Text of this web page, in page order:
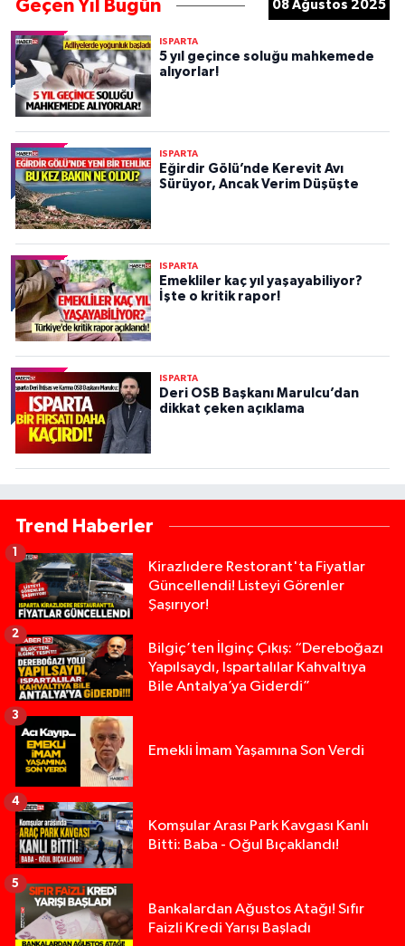
Geçen Yıl Bugün 08 Ağustos 2025
ISPARTA
5 yıl geçince soluğu mahkemede
alıyorlar!
ISPARTA
Eğirdir Gölü’nde Kerevit Avı
Sürüyor, Ancak Verim Düşüşte
ISPARTA
Emekliler kaç yıl yaşayabiliyor?
İşte o kritik rapor!
ISPARTA
Deri OSB Başkanı Marulcu’dan
dikkat çeken açıklama
Trend Haberler
Kirazlıdere Restorant'ta Fiyatlar
Güncellendi! Listeyi Görenler
Şaşırıyor!
1
Bilgiç’ten İlginç Çıkış: “Dereboğazı
Yapılsaydı, Ispartalılar Kahvaltıya
Bile Antalya’ya Giderdi”
2
Emekli İmam Yaşamına Son Verdi
3
Komşular Arası Park Kavgası Kanlı
Bitti: Baba - Oğul Bıçaklandı!
4
Bankalardan Ağustos Atağı! Sıfır
Faizli Kredi Yarışı Başladı
5
19:36 |Isparta’da Silah Operasyonu: 165 Tabanca Ele
17:18 | Anız Yangını Kazaya Neden Oldu: 13 Araç